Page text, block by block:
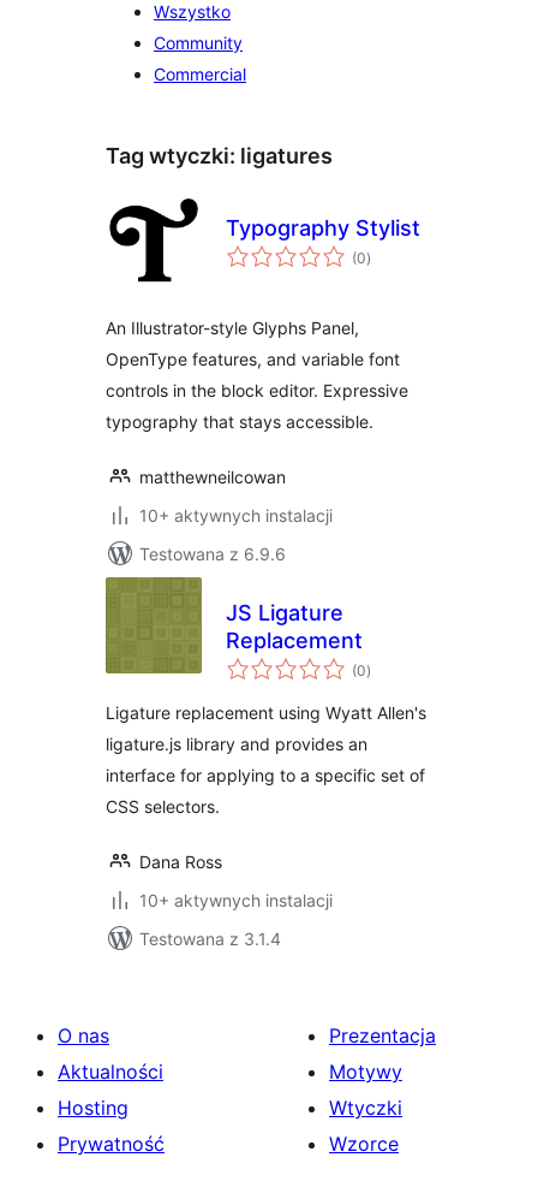
Wszystko
Community
Commercial
Tag wtyczki: ligatures
Typography Stylist
(0wszystkich
ocen
)
An Illustrator-style Glyphs Panel,
OpenType features, and variable font
controls in the block editor. Expressive
typography that stays accessible.
matthewneilcowan
10+ aktywnych instalacji
Testowana z 6.9.6
JS Ligature
Replacement
(0wszystkich
ocen
)
Ligature replacement using Wyatt Allen's
ligature.js library and provides an
interface for applying to a specific set of
CSS selectors.
Dana Ross
10+ aktywnych instalacji
Testowana z 3.1.4
O nas
Aktualności
Hosting
Prywatność
Prezentacja
Motywy
Wtyczki
Wzorce